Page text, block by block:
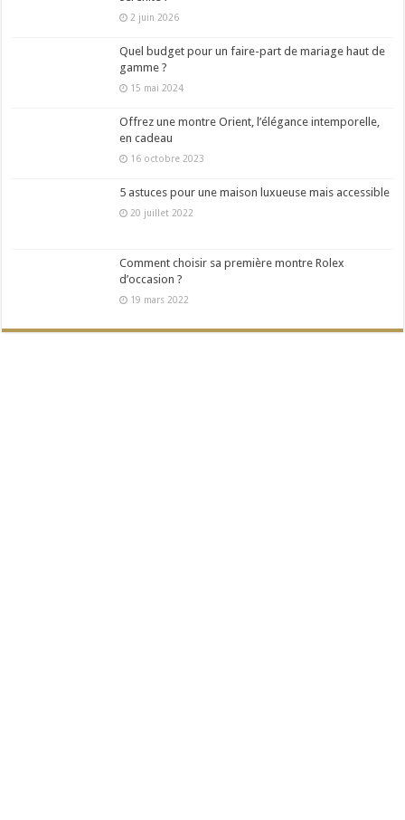
2 juin 2026
Quel budget pour un faire-part de mariage haut de
gamme ?
15 mai 2024
Offrez une montre Orient, l’élégance intemporelle,
en cadeau
16 octobre 2023
5 astuces pour une maison luxueuse mais accessible
20 juillet 2022
Comment choisir sa première montre Rolex
d’occasion ?
19 mars 2022